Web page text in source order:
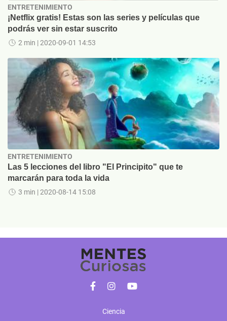
ENTRETENIMIENTO
¡Netflix gratis! Estas son las series y películas que
podrás ver sin estar suscrito
2 min | 2020-09-01 14:53
ENTRETENIMIENTO
Las 5 lecciones del libro "El Principito" que te
marcarán para toda la vida
3 min | 2020-08-14 15:08
Ciencia